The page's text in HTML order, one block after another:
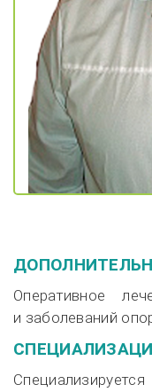
Оперативное
и заболеваний